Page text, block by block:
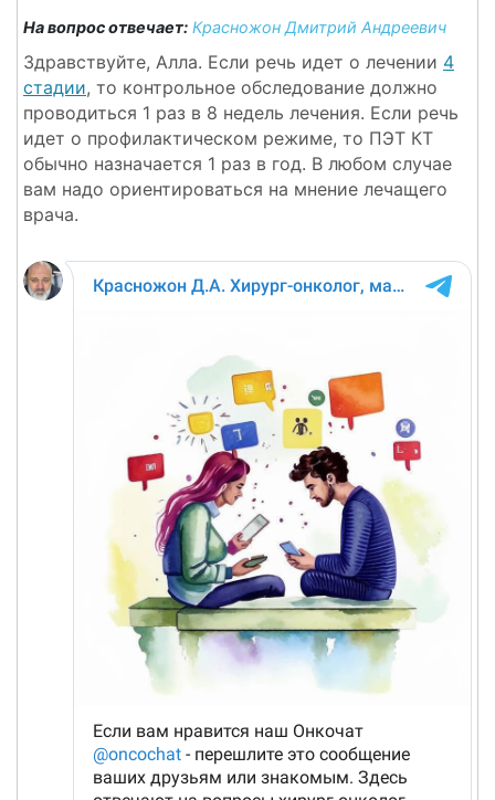
На вопрос отвечает: Красножон Дмитрий Андреевич
Здравствуйте, Алла. Если речь идет о лечении 4
стадии, то контрольное обследование должно
проводиться 1 раз в 8 недель лечения. Если речь
идет о профилактическом режиме, то ПЭТ КТ
обычно назначается 1 раз в год. В любом случае
вам надо ориентироваться на мнение лечащего
врача.